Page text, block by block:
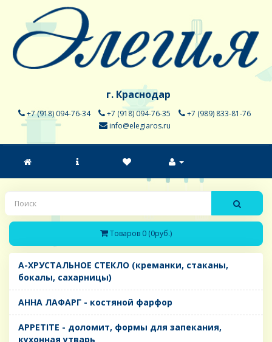
г. Краснодар
+7 (918) 094-76-34 +7 (918) 094-76-35
+7 (989) 833-81-76
info@elegiaros.ru
Товаров 0 (0руб.)
A-ХРУСТАЛЬНОЕ СТЕКЛО (креманки, стаканы,
бокалы, сахарницы)
AHHA ЛАФАРГ - костяной фарфор
APPETITE - доломит, формы для запекания,
кухонная утварь